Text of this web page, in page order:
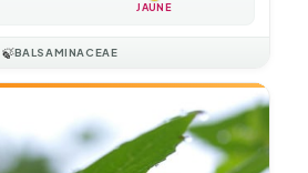
JAUNE
🍃BALSAMINACEAE